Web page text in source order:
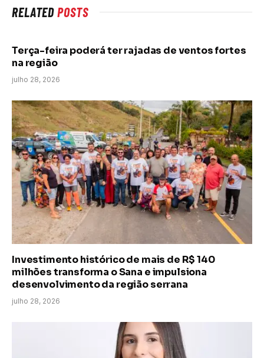
RELATEDPOSTS
Terça-feira poderá ter rajadas de ventos fortes
na região
julho 28, 2026
Investimento histórico de mais de R$ 140
milhões transforma o Sana e impulsiona
desenvolvimento da região serrana
julho 28, 2026